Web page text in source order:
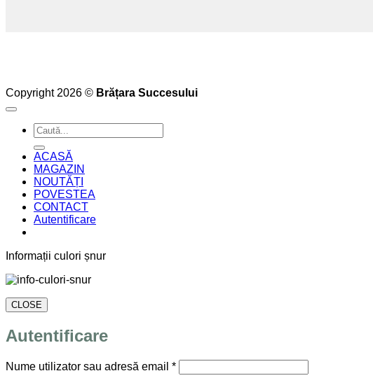
Copyright 2026 © Brățara Succesului
Caută
după:
ACASĂ
MAGAZIN
NOUTĂȚI
POVESTEA
CONTACT
Autentificare
Informații culori șnur
CLOSE
Autentificare
Nume utilizator sau adresă email *Obligatoriu